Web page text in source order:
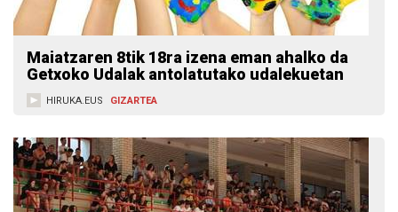
Maiatzaren 8tik 18ra izena eman ahalko da
Getxoko Udalak antolatutako udalekuetan
HIRUKA.EUS GIZARTEA